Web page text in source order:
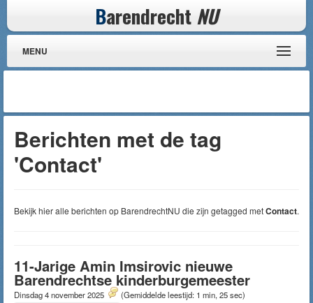
Barendrecht NU
MENU
Berichten met de tag
'Contact'
Bekijk hier alle berichten op BarendrechtNU die zijn getagged metContact.
11-Jarige Amin Imsirovic nieuwe
Barendrechtse kinderburgemeester
Dinsdag 4 november 2025 (Gemiddelde leestijd: 1 min, 25 sec)